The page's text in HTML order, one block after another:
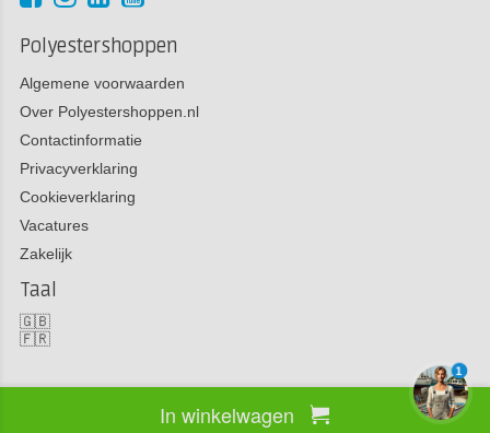
In winkelwagen
Polyestershoppen
Algemene voorwaarden
Over Polyestershoppen.nl
Contactinformatie
Privacyverklaring
Cookieverklaring
Vacatures
Zakelijk
Taal
🇬🇧
🇫🇷
Copyright 2026 Polyestershoppen bv
1